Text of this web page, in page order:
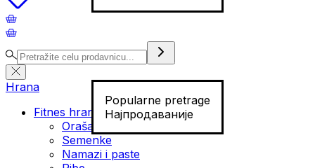
Popularne pretrage
Најпродаваније
Hrana
Fitnes hrana
Orašasti plodovi
Semenke
Namazi i paste